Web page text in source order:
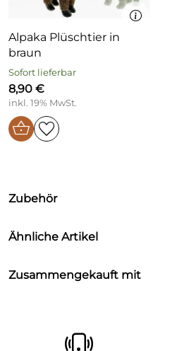
Alpaka Plüschtier in
braun
Sofort lieferbar
8,90 €
inkl. 19% MwSt.
Zubehör
Ähnliche Artikel
Zusammengekauft mit